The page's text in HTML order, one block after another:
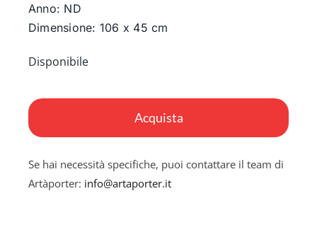
Anno: ND
Dimensione: 106 x 45 cm
Disponibile
Acquista
Se hai necessità specifiche, puoi contattare il team di
Artàporter: info@artaporter.it